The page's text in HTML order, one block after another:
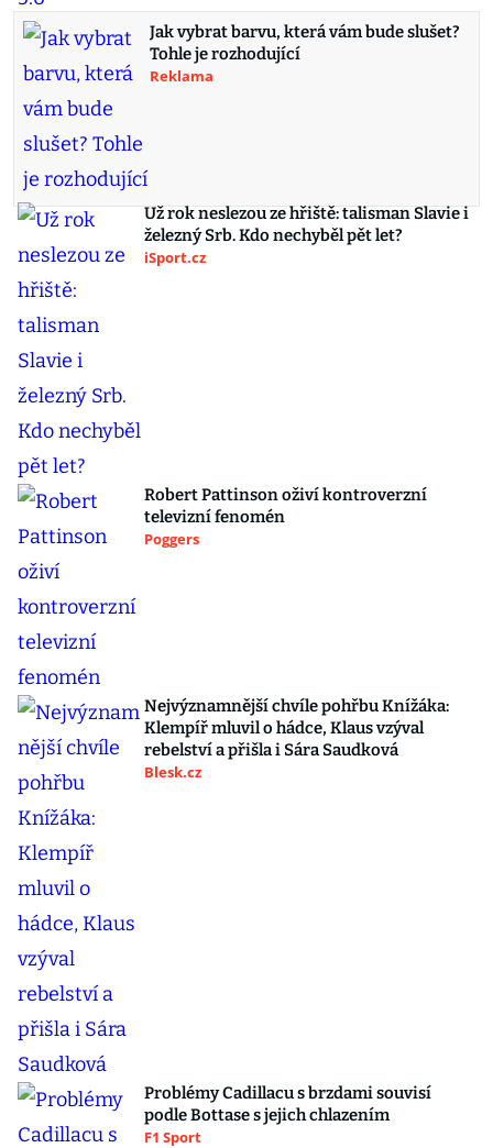
Jak vybrat barvu, která vám bude slušet?
Tohle je rozhodující
Reklama
Už rok neslezou ze hřiště: talisman Slavie i
železný Srb. Kdo nechyběl pět let?
iSport.cz
Robert Pattinson oživí kontroverzní
televizní fenomén
Poggers
Nejvýznamnější chvíle pohřbu Knížáka:
Klempíř mluvil o hádce, Klaus vzýval
rebelství a přišla i Sára Saudková
Blesk.cz
Problémy Cadillacu s brzdami souvisí
podle Bottase s jejich chlazením
F1 Sport